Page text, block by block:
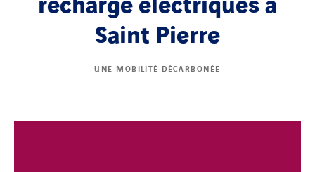
Saint Pierre
UNE MOBILITÉ DÉCARBONÉE